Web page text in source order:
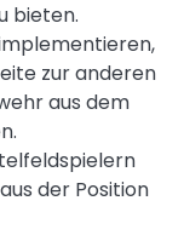
bieten.
zur anderen
aus dem
der Position